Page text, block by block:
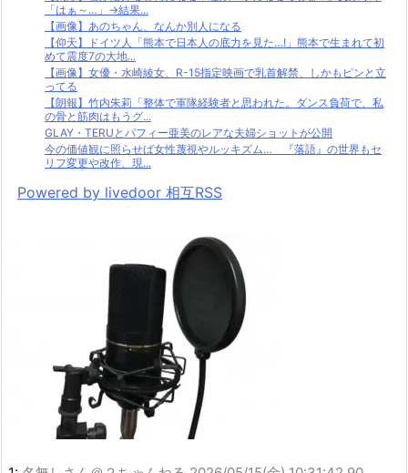
「はぁ～…」→結果...
【画像】あのちゃん、なんか別人になる
【仰天】ドイツ人「熊本で日本人の底力を見た…!」熊本で生まれて初
めて震度7の大地...
【画像】女優・水崎綾女、R-15指定映画で乳首解禁、しかもピンと立
ってる
【朗報】竹内朱莉「整体で軍隊経験者と思われた。ダンス負荷で、私
の骨と筋肉はもうグ...
GLAY・TERUとパフィー亜美のレアな夫婦ショットが公開
今の価値観に照らせば女性蔑視やルッキズム… 『落語』の世界もセ
リフ変更や改作、現...
Powered by livedoor 相互RSS